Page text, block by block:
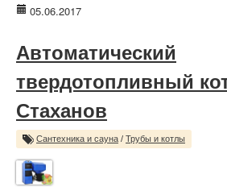
05.06.2017
Автоматический
твердотопливный
Стаханов
Сантехника и сауна / Трубы и котлы